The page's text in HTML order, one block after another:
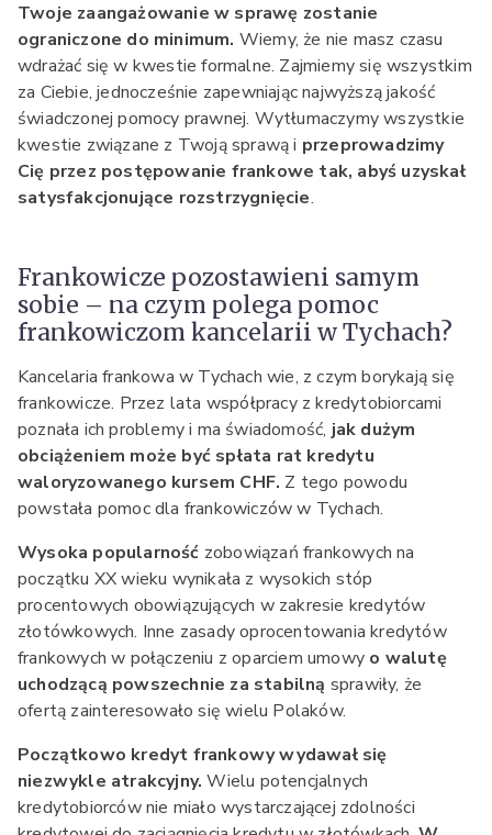
Twoje zaangażowanie w sprawę zostanie
ograniczone do minimum. Wiemy, że nie masz czasu
wdrażać się w kwestie formalne. Zajmiemy się wszystkim
za Ciebie, jednocześnie zapewniając najwyższą jakość
świadczonej pomocy prawnej. Wytłumaczymy wszystkie
kwestie związane z Twoją sprawą i przeprowadzimy
Cię przez postępowanie frankowe tak, abyś uzyskał
satysfakcjonujące rozstrzygnięcie.
Frankowicze pozostawieni samym
sobie – na czym polega pomoc
frankowiczom kancelarii w Tychach?
Kancelaria frankowa w Tychach wie, z czym borykają się
frankowicze. Przez lata współpracy z kredytobiorcami
poznała ich problemy i ma świadomość, jak dużym
obciążeniem może być spłata rat kredytu
waloryzowanego kursem CHF. Z tego powodu
powstała pomoc dla frankowiczów w Tychach.
Wysoka popularność zobowiązań frankowych na
początku XX wieku wynikała z wysokich stóp
procentowych obowiązujących w zakresie kredytów
złotówkowych. Inne zasady oprocentowania kredytów
frankowych w połączeniu z oparciem umowy o walutę
uchodzącą powszechnie za stabilną sprawiły, że
ofertą zainteresowało się wielu Polaków.
Początkowo kredyt frankowy wydawał się
niezwykle atrakcyjny. Wielu potencjalnych
kredytobiorców nie miało wystarczającej zdolności